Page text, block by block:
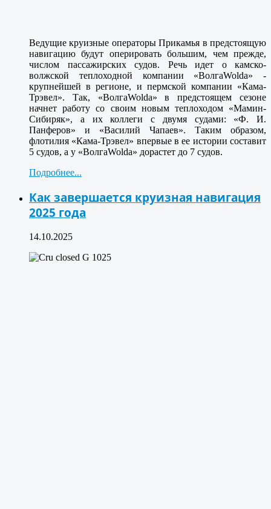
Ведущие круизные операторы Прикамья в предстоящую
навигацию будут оперировать большим, чем прежде,
числом пассажирских судов. Речь идет о камско-
волжской теплоходной компании «ВолгаWolda» -
крупнейшей в регионе, и пермской компании «Кама-
Трэвел». Так, «ВолгаWolda» в предстоящем сезоне
начнет работу со своим новым теплоходом «Мамин-
Сибиряк», а их коллеги с двумя судами: «Ф. И.
Панферов» и «Василий Чапаев». Таким образом,
флотилия «Кама-Трэвел» впервые в ее истории составит
5 судов, а у «ВолгаWolda» дорастет до 7 судов.
Подробнее...
Как завершается круизная навигация
2025 года
14.10.2025